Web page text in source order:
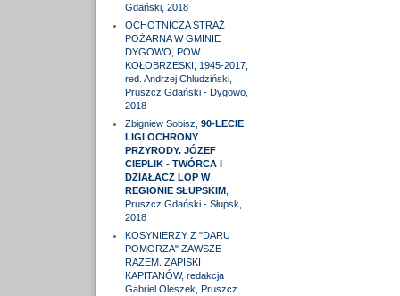
Gdański, 2018
OCHOTNICZA STRAŻ
POŻARNA W GMINIE
DYGOWO, POW.
KOŁOBRZESKI, 1945-2017,
red. Andrzej Chludziński,
Pruszcz Gdański - Dygowo,
2018
Zbigniew Sobisz, 90-LECIE
LIGI OCHRONY
PRZYRODY. JÓZEF
CIEPLIK - TWÓRCA I
DZIAŁACZ LOP W
REGIONIE SŁUPSKIM,
Pruszcz Gdański - Słupsk,
2018
KOSYNIERZY Z "DARU
POMORZA" ZAWSZE
RAZEM. ZAPISKI
KAPITANÓW, redakcja
Gabriel Oleszek, Pruszcz